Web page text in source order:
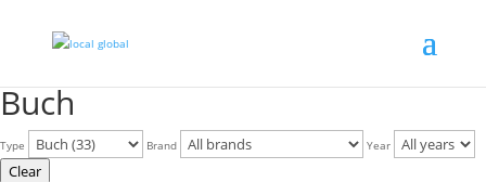
Buch
Type Brand Year
Clear